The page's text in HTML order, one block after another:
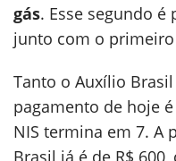
gás. Esse segundo é
junto com o
Tanto o Auxílio
pagamento de hoje
NIS termina em 7. A
Brasil já é de R$